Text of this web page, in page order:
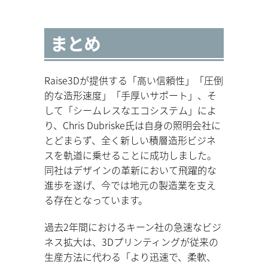
まとめ
Raise3Dが提供する「高い信頼性」「圧倒
的な造形速度」「手厚いサポート」、そ
して「シームレスなエコシステム」によ
り、Chris Dubriske氏は自身の照明会社に
とどまらず、全く新しい積層造形ビジネ
スを軌道に乗せることに成功しました。
同社はデザインの革新において飛躍的な
進歩を遂げ、今では地元の製造業を支え
る存在となっています。
過去2年間におけるキーン社の急速なビジ
ネス拡大は、3Dプリンティングが従来の
生産方法に代わる「より迅速で、柔軟、